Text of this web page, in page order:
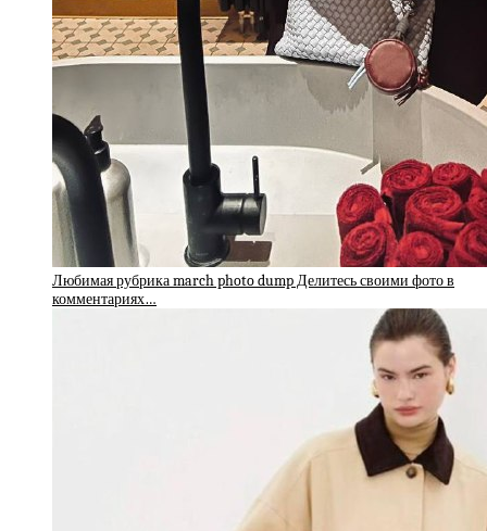
Любимая рубрика march photo dump Делитесь своими фото в
комментариях…